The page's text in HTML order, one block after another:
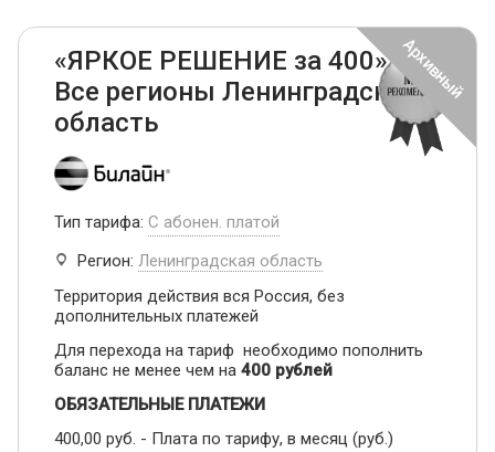
«ЯРКОЕ РЕШЕНИЕ за 400» -
Все регионы Ленинградская
область
Тип тарифа: С абонен. платой
Регион: Ленинградская область
Территория действия вся Россия, без
дополнительных платежей
Для перехода на тариф необходимо пополнить
баланс не менее чем на 400 рублей
ОБЯЗАТЕЛЬНЫЕ ПЛАТЕЖИ
400,00 руб. - Плата по тарифу, в месяц (руб.)